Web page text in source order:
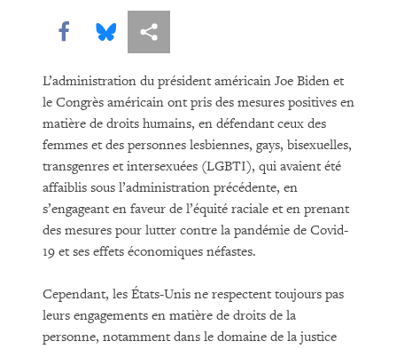
Share this via Facebook
Share this via Bluesky
Share this via Partagez
L’administration du président américain Joe Biden et
le Congrès américain ont pris des mesures positives en
matière de droits humains, en défendant ceux des
femmes et des personnes lesbiennes, gays, bisexuelles,
transgenres et intersexuées (LGBTI), qui avaient été
affaiblis sous l’administration précédente, en
s’engageant en faveur de l’équité raciale et en prenant
des mesures pour lutter contre la pandémie de Covid-
19 et ses effets économiques néfastes.
Cependant, les États-Unis ne respectent toujours pas
leurs engagements en matière de droits de la
personne, notamment dans le domaine de la justice